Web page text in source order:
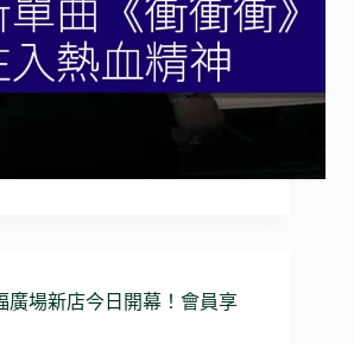
廣場新店今日開幕！會員享